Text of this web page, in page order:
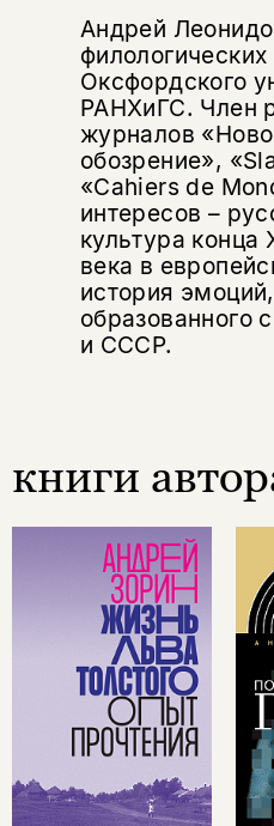
Андрей
Оксфордского
РАНХиГС. Член
журналов
обозрение»,
«Cahiers de
интересов –
культура конца
века в
история
образованного
и СССР.
книги